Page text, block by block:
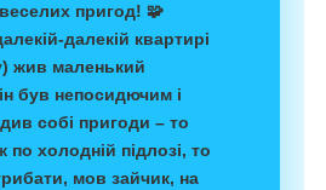
пригод! 🧩
далекій квартирі
жив маленький
був непосидючим і
собі пригоди – то
по холодній підлозі, то
мов зайчик, на